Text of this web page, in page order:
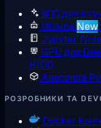
ВПС для
Ollama New
Jupyter
GPU для
H100
Anaconda
РОЗРОБНИКИ ТА
Docker